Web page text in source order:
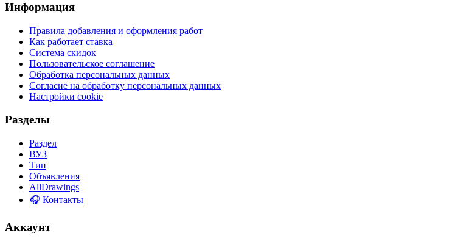
Информация
Правила добавления и оформления работ
Как работает ставка
Система скидок
Пользовательское соглашение
Обработка персональных данных
Согласие на обработку персональных данных
Настройки cookie
Разделы
Раздел
ВУЗ
Тип
Объявления
AllDrawings
🎧 Контакты
Аккаунт